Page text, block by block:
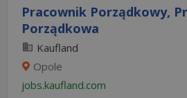
Pracownik Porządkowy,
Porządkowa
Kaufland
Opole
jobs.kaufland.com